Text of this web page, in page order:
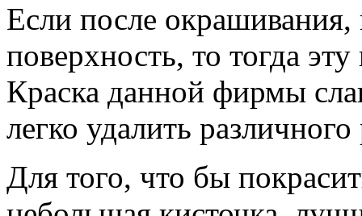
Если после
поверхность, то тогда
Краска данной фирмы
легко удалить
Для того, что бы